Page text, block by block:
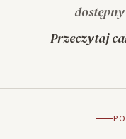
Przeczytaj